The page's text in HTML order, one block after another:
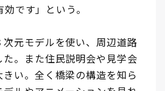
です」という。
元モデルを使い、周辺道路
。また住民説明会や見学会
い。全く橋梁の構造を知ら